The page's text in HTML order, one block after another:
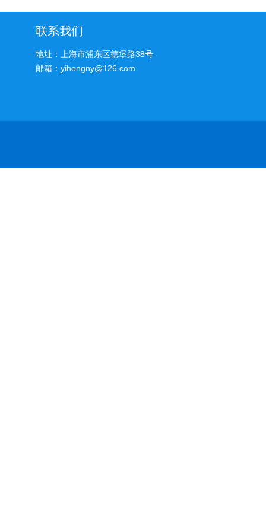
联系我们
地址：上海市浦东区德堡路38号
邮箱：yihengny@126.com